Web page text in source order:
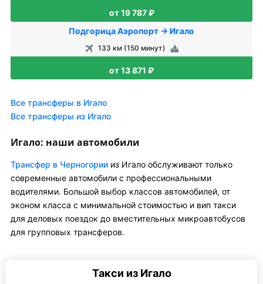
от 19 787 ₽
Подгорица Аэропорт → Игало
133 км (150 минут)
от 13 871 ₽
Все трансферы в Игало
Все трансферы из Игало
Игало: наши автомобили
Трансфер в Черногории из Игало обслуживают только
современные автомобили с профессиональными
водителями. Большой выбор классов автомобилей, от
эконом класса с минимальной стоимостью и вип такси
для деловых поездок до вместительных микроавтобусов
для групповых трансферов.
Такси из Игало